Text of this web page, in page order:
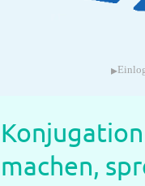
▸
machen,